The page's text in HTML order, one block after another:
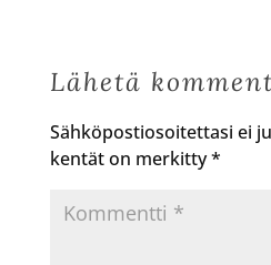
Lähetä
Sähköpostiosoitettasi ei
kentät on merkitty*